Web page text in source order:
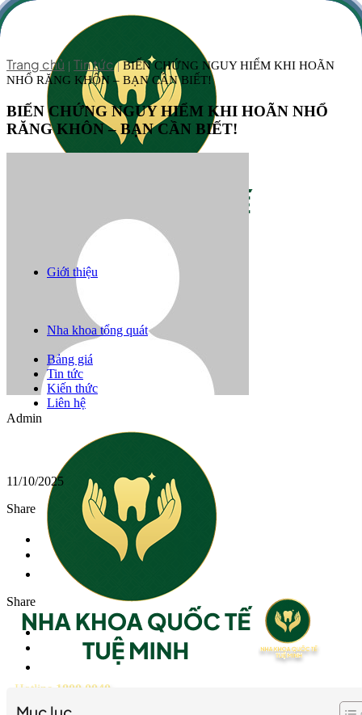
Giới thiệu
Răng sứ thẩm mỹ
Niềng răng
Trồng răng implant
Nha khoa tổng quát
Câu chuyện khách hàng
Bảng giá
Tin tức
Kiến thức
Liên hệ
Hotline 1800 0040
Trang chủ | Tin tức|BIẾN CHỨNG NGUY HIỂM KHI HOÃN
NHỔ RĂNG KHÔN – BẠN CẦN BIẾT!
BIẾN CHỨNG NGUY HIỂM KHI HOÃN NHỔ
RĂNG KHÔN – BẠN CẦN BIẾT!
Admin
11/10/2025
Share
Share